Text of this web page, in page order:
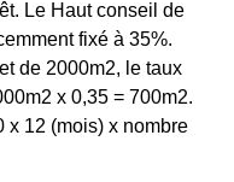
Le Haut conseil de
fixé à 35%.
de 2000m2, le taux
x 0,35 = 700m2.
x 12 (mois) x nombre